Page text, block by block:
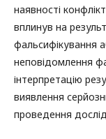
наявності
вплинув на
фальсифікування
неповідомлення
інтерпретацію
виявлення
проведення